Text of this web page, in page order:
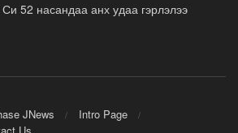
52 насандаа анх удаа гэрлэлээ
JNews
Intro Page